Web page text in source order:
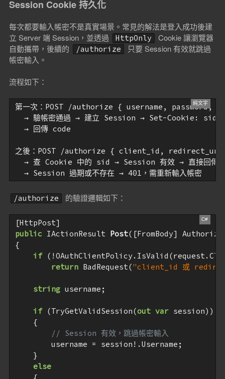
Session Cookie 持久化
每次都要輸入帳密不是真實場景。常見的解法是登入成功後建
立 Server 端 Session，並透過
HttpOnly
Cookie 讓瀏覽器
自動攜帶，後續的
/authorize
只要 Session 有效就跳過
帳密輸入。
流程如下：
第一次：POST /authorize { username,
→ 驗帳密通過 → 建立 Session → Set-Cookie:
  → 回傳 code
之後：POST /authorize { client_id, redirect_uri,
→ 查 Cookie 中的 sid → Session 有效 → 直接回傳
/authorize 的驗證邏輯如下：
public IActionResult Post( [FromBody]
{
if
return BadRequest("client_id 或
string username;
if (TryGetValidSession(out var session))
    {
// Session 有效，跳過帳密輸入
        username = session!.Username;
    }
else